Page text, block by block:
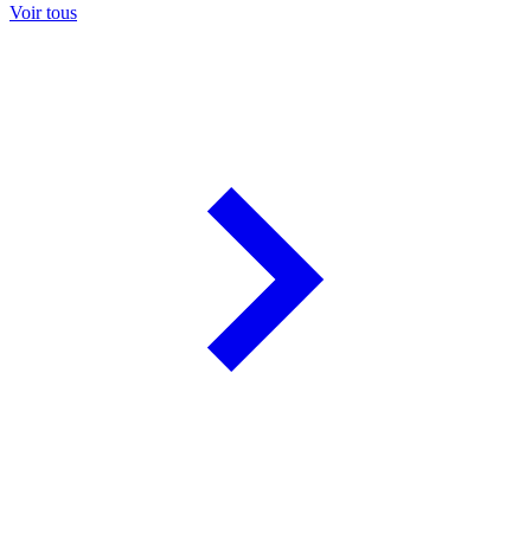
Voir tous